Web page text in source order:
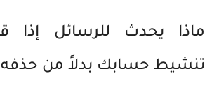
ماذا يحدث للرسائل إذا
تنشيط حسابك بدلاً من